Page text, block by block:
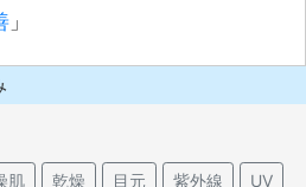
」
肌 乾燥 目元 紫外線 UV